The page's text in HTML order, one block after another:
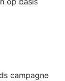
campagne